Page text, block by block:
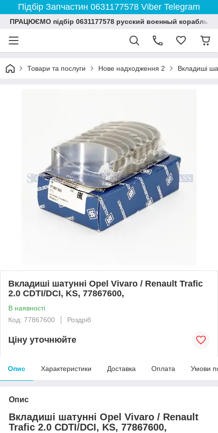
Підбір Запчастин 0631177578 Viber Telegram
ПРАЦЮЄМО підбір 0631177578 русский военный корабль
Товари та послуги Нове надходження 2 Вкладиші
Вкладиші шатунні Opel Vivaro / Renault Trafic
2.0 CDTI/DCI, KS, 77867600,
В наявності
Код: 77867600
Роздріб
Ціну уточнюйте
Опис Характеристики Доставка Оплата Умови
Опис
Вкладиші шатунні Opel Vivaro / Renault
Trafic 2.0 CDTI/DCI, KS, 77867600,